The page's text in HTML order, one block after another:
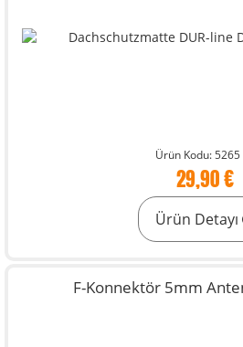
Ürün Kodu: 5265
29,90 €
Ürün Detayı
F-Konnektör 5mm